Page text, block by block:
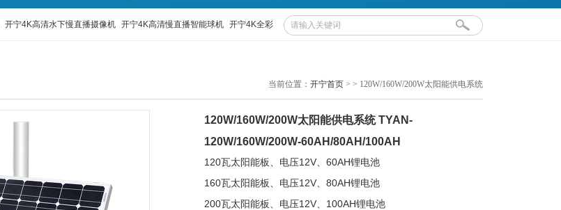
开宁4K高清水下慢直播摄像机 开宁4K高清慢直播智能球机 开宁4K全彩
当前位置： 开宁首页 > > 120W/160W/200W太阳能供电系统
120W/160W/200W太阳能供电系统 TYAN-
120W/160W/200W-60AH/80AH/100AH
120瓦太阳能板、电压12V、60AH锂电池
160瓦太阳能板、电压12V、80AH锂电池
200瓦太阳能板、电压12V、100AH锂电池